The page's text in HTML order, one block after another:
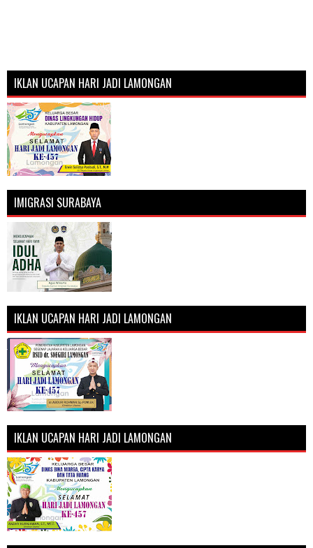
IKLAN UCAPAN HARI JADI LAMONGAN
IMIGRASI SURABAYA
IKLAN UCAPAN HARI JADI LAMONGAN
IKLAN UCAPAN HARI JADI LAMONGAN